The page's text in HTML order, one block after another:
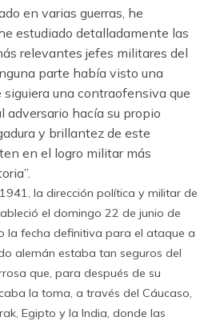
en varias guerras, he
estudiado detalladamente las
relevantes jefes militares del
parte había visto una
una contraofensiva que
adversario hacía su propio
y brillantez de este
en el logro militar más
la dirección política y militar de
el domingo 22 de junio de
la fecha definitiva para el ataque a
alemán estaba tan seguros del
que, para después de su
la toma, a través del Cáucaso,
Egipto y la India, donde las